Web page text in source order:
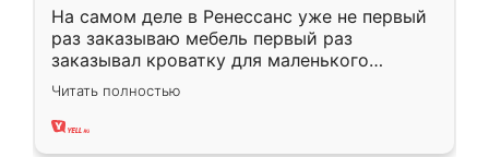
На самом деле в Ренессанс уже не первый
раз заказываю мебель первый раз
заказывал кроватку для маленького
ребёнка при его рождении ,во второй раз
заказал шкаф-купе. По качеству очень
хорошее сборка достаточно быстрая,
Читать полностью